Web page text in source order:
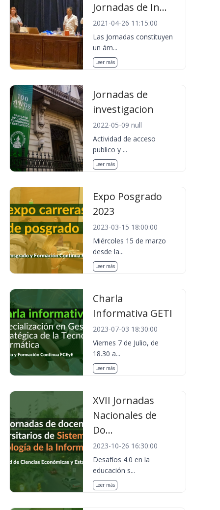
Jornadas de In...
2021-04-26 11:15:00
Las Jornadas constituyen
un ám...
Leer más
Jornadas de
investigacion
2022-05-09 null
Actividad de acceso
publico y ...
Leer más
Expo Posgrado
2023
2023-03-15 18:00:00
Miércoles 15 de marzo
desde la...
Leer más
Charla
Informativa GETI
2023-07-03 18:30:00
Viernes 7 de Julio, de
18.30 a...
Leer más
XVII Jornadas
Nacionales de
Do...
2023-10-26 16:30:00
Desafíos 4.0 en la
educación s...
Leer más